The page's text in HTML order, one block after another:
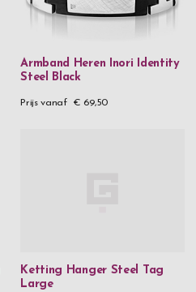
Armband Heren Inori Identity
Steel Black
Prijs vanaf € 69,50
Ketting Hanger Steel Tag
Large